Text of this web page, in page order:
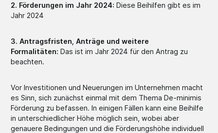
2. Förderungen im Jahr 2024: Diese Beihilfen gibt es im
Jahr 2024
3. Antragsfristen, Anträge und weitere
Formalitäten: Das ist im Jahr 2024 für den Antrag zu
beachten.
Vor Investitionen und Neuerungen im Unternehmen macht
es Sinn, sich zunächst einmal mit dem Thema De-minimis
Förderung zu befassen. In einigen Fällen kann eine Beihilfe
in unterschiedlicher Höhe möglich sein, wobei aber
genauere Bedingungen und die Förderungshöhe individuell